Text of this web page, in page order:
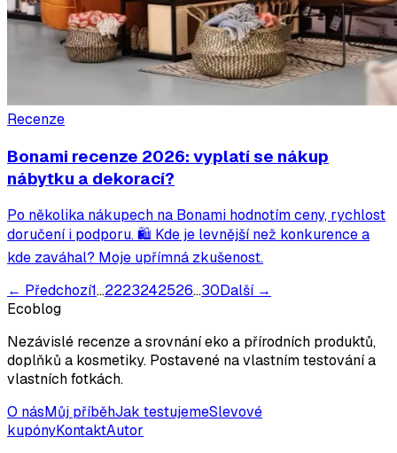
Recenze
Bonami recenze 2026: vyplatí se nákup
nábytku a dekorací?
Po několika nákupech na Bonami hodnotím ceny, rychlost
doručení i podporu. 🛍️ Kde je levnější než konkurence a
kde zaváhal? Moje upřímná zkušenost.
← Předchozí1…2223242526…30Další →
Ecoblog
Nezávislé recenze a srovnání eko a přírodních produktů,
doplňků a kosmetiky. Postavené na vlastním testování a
vlastních fotkách.
O násMůj příběhJak testujemeSlevové
kupónyKontaktAutor